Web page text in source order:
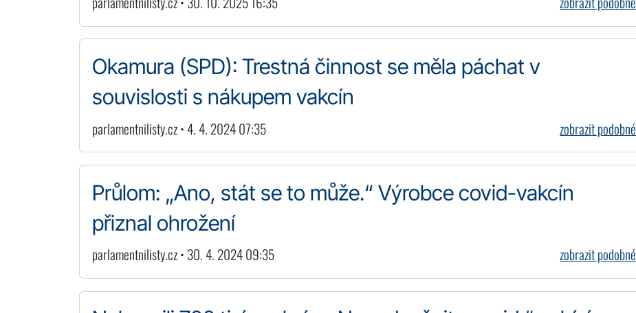
Okamura (SPD): Trestná činnost se měla páchat v
souvislosti s nákupem vakcín
parlamentnilisty.cz • 4. 4. 2024 07:35 zobrazit podobné
Průlom: „Ano, stát se to může.“ Výrobce covid-vakcín
přiznal ohrožení
parlamentnilisty.cz • 30. 4. 2024 09:35 zobrazit podobné